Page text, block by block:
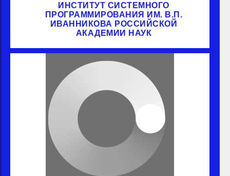
ИНСТИТУТ СИСТЕМНОГО
ПРОГРАММИРОВАНИЯ ИМ. В.П.
ИВАННИКОВА РОССИЙСКОЙ
АКАДЕМИИ НАУК